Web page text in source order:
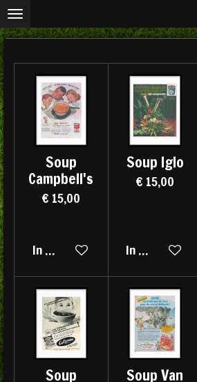
Ga
direct
hoofdinhoud
Soup
Campbell's
€ 15,00
In winkelwagen
Soup Iglo
€ 15,00
In winkelwagen
Soup
Soup Van